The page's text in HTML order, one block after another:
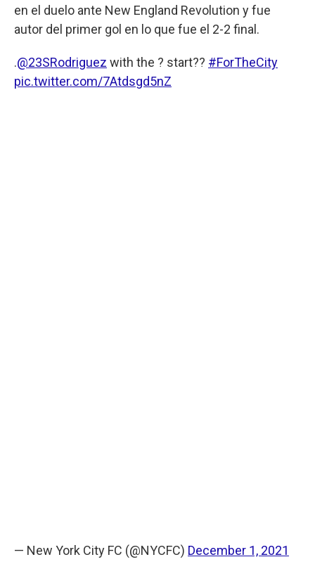
en el duelo ante New England Revolution y fue
autor del primer gol en lo que fue el 2-2 final.
.@23SRodriguez with the ? start?? #ForTheCity
pic.twitter.com/7Atdsgd5nZ
— New York City FC (@NYCFC) December 1, 2021